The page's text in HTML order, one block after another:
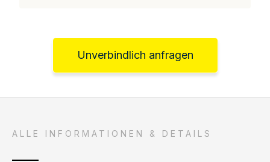
Unverbindlich anfragen
ALLE INFORMATIONEN & DETAILS